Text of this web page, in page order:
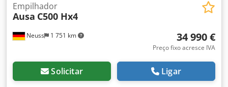
Neuss 1 751 km
Empilhador
Ausa C500 Hx4
34 990 €
Preço fixo acresce IVA
Solicitar Ligar